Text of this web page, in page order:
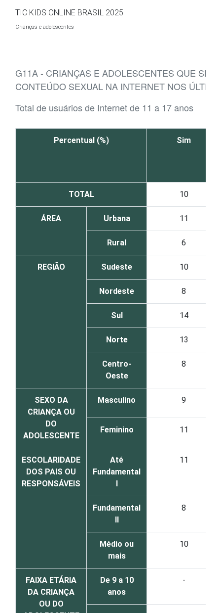
TIC KIDS ONLINE BRASIL 2025
Crianças e adolescentes
G11A - CRIANÇAS E ADOLESCENTES QUE SE
CONTEÚDO SEXUAL NA INTERNET NOS
Total de usuários de Internet de 11 a 17 anos
Percentual (%) Sim
TOTAL 10
ÁREA Urbana 11
Rural 6
REGIÃO Sudeste 10
Nordeste 8
Sul 14
Norte 13
Centro-
Oeste
8
SEXO DA
CRIANÇA OU
DO
ADOLESCENTE
Masculino 9
Feminino 11
ESCOLARIDADE
DOS PAIS OU
RESPONSÁVEIS
Até
Fundamental
I
11
Fundamental
II
8
Médio ou
mais
10
FAIXA ETÁRIA
DA CRIANÇA
OU DO
De 9 a 10
anos
-